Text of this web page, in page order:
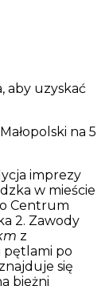
aby uzyskać
na 5
imprezy
w mieście
Centrum
2. Zawody
z
pętlami po
się
bieżni